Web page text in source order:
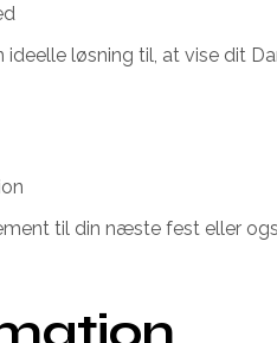
løsning til, at vise dit
til din næste fest eller